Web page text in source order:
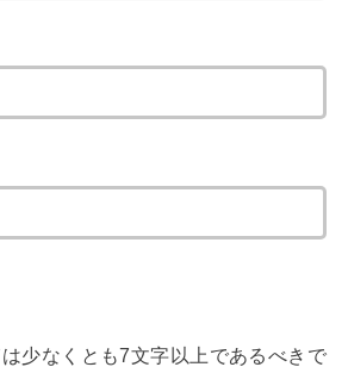
少なくとも7文字以上であるべきで